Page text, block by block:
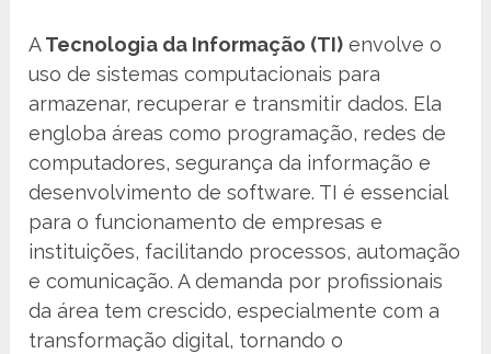
ATecnologia da Informação (TI) envolve o
uso de sistemas computacionais para
armazenar, recuperar e transmitir dados. Ela
engloba áreas como programação, redes de
computadores, segurança da informação e
desenvolvimento de software. TI é essencial
para o funcionamento de empresas e
instituições, facilitando processos, automação
e comunicação. A demanda por profissionais
da área tem crescido, especialmente com a
transformação digital, tornando o